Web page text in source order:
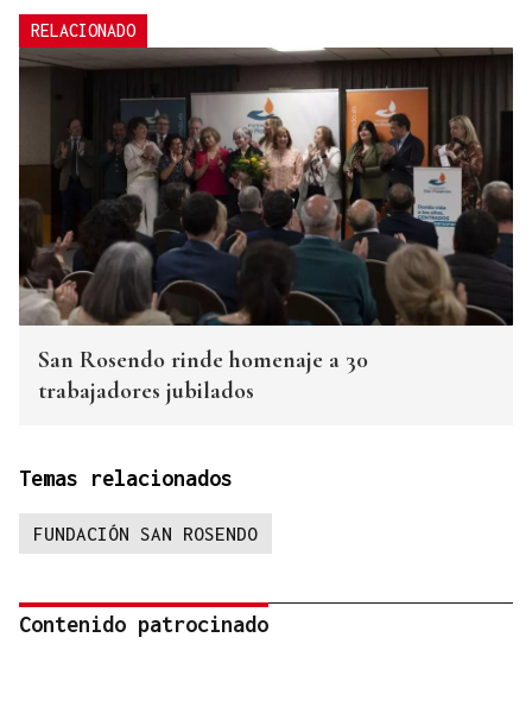
RELACIONADO
San Rosendo rinde homenaje a 30
trabajadores jubilados
Temas relacionados
FUNDACIÓN SAN ROSENDO
Contenido patrocinado